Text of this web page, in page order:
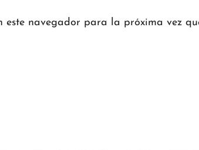
navegador para la próxima vez